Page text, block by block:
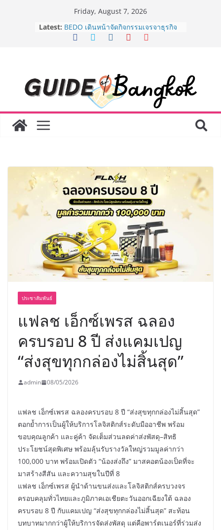
Friday, August 7, 2026
Latest: BEDO เดินหน้าจัดกิจกรรมเจรจาธุรกิจ
“BIO TRADE CONNECT 2026” ยก
สด ดอกไม้ประดิษฐ์ พวงมาลัย และสังฆ
ภัณฑ์ครบวงจร ขอเชิญเลือกซื้อมาลัย
และของขวัญต้อนรับวันแม่ เปิดให้
บริการทุกวันตลอด 24 ชั่วโมง
Guangzhou Yinghao School เผยวิสัย
8.8 “ซูเลียน” รวมพลังนักธุรกิจทั่ว
ประเทศ จัดประชุมใหญ่แห่งปี พบ CEO
“ดร.ปิยะวัฒน์” ถ่ายทอดวิสัยทัศน์ธุรกิจ
พร้อมฟรีคอนเสิร์ต “โชค รถแห่” ยกวง
AirAsia X SEE FAH พันธมิตรทางธุรกิจ
ยาวนานกว่า 20 ปี ต่อยอดเสิร์ฟความ
อร่อย ยกเมนูระดับตำนาน “ข้าวหน้าไก่
ราชวงศ์” พุ่งทะยานสู่น่านฟ้า
ประชาสัมพันธ์
แฟลช เอ็กซ์เพรส ฉลอง
ครบรอบ 8 ปี ส่งแคมเปญ
“ส่งสุขทุกกล่องไม่สิ้นสุด”
admin 08/05/2026
แฟลช เอ็กซ์เพรส ฉลองครบรอบ 8 ปี “ส่งสุขทุกกล่องไม่สิ้นสุด”
ตอกย้ำการเป็นผู้ให้บริการโลจิสติกส์ระดับมืออาชีพ พร้อม
ขอบคุณลูกค้า และคู่ค้า จัดเต็มส่วนลดค่าส่งพัสดุ–สิทธิ
ประโยชน์สุดพิเศษ พร้อมลุ้นรับรางวัลใหญ่รวมมูลค่ากว่า
100,000 บาท พร้อมเปิดตัว “น้องส่งถึง” มาสคอตน้องเป็ดที่จะ
มาสร้างสีสัน และความสุขในปีที่ 8
แฟลช เอ็กซ์เพรส ผู้นำด้านขนส่งและโลจิสติกส์ครบวงจร
ครอบคลุมทั่วไทยและภูมิภาคเอเชียตะวันออกเฉียงใต้ ฉลอง
ครบรอบ 8 ปี กับแคมเปญ “ส่งสุขทุกกล่องไม่สิ้นสุด” สะท้อน
บทบาทมากกว่าผู้ให้บริการจัดส่งพัสดุ แต่คือพาร์ตเนอร์ที่ร่วมส่ง